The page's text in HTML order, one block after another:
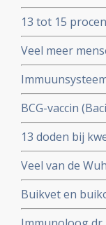
vaccins bv.
13 tot 15
coronavirus
opgebouwd.
bloeddonoren.
Veel meer
gedacht. Door
immuniteit
uit ons
Braziliaanse
BCG-vaccin
ziekten –
uitstekende
13 doden bij
vaccin van
Veel van de
had zes
Buikvet en
coronavirus -